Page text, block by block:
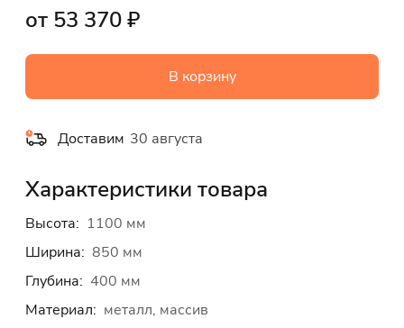
от 53 370 ₽
В корзину
Доставим 30 августа
Характеристики товара
Высота: 1100 мм
Ширина: 850 мм
Глубина: 400 мм
Материал: металл, массив